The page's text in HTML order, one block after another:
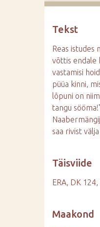
Tekst
Reas istudes
võttis endale
vastamisi
püüa kinni,
lõpuni on
tangu
saa rivist
Täisviide
ERA, DK
Maakond